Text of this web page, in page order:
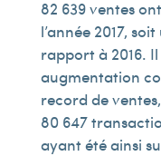
82 639 ventes
l’année 2017,
rapport à 2016. Il
augmentation
record de
80 647
ayant été ainsi